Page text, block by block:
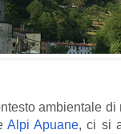
ambientale
Alpi Apuane, ci si